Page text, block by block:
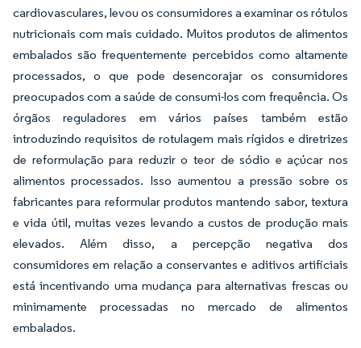
cardiovasculares, levou os consumidores a examinar os rótulos
nutricionais com mais cuidado. Muitos produtos de alimentos
embalados são frequentemente percebidos como altamente
processados, o que pode desencorajar os consumidores
preocupados com a saúde de consumi-los com frequência. Os
órgãos reguladores em vários países também estão
introduzindo requisitos de rotulagem mais rígidos e diretrizes
de reformulação para reduzir o teor de sódio e açúcar nos
alimentos processados. Isso aumentou a pressão sobre os
fabricantes para reformular produtos mantendo sabor, textura
e vida útil, muitas vezes levando a custos de produção mais
elevados. Além disso, a percepção negativa dos
consumidores em relação a conservantes e aditivos artificiais
está incentivando uma mudança para alternativas frescas ou
minimamente processadas no mercado de alimentos
embalados.